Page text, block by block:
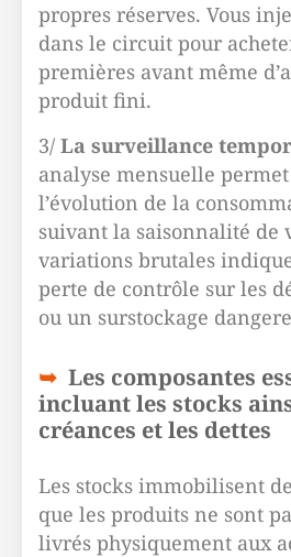
propres réserves. Vous
dans le circuit pour
premières avant même
produit fini.
3/ La surveillance
analyse mensuelle
l’évolution de la
suivant la saisonnalité de
variations brutales
perte de contrôle sur les
ou un surstockage
Les composantes
incluant les stocks
créances et les dettes
Les stocks immobilisent
que les produits ne sont
livrés physiquement aux